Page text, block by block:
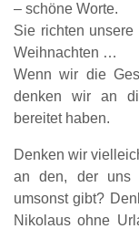
– schöne Worte.
Sie richten unsere
Weihnachten …
Wenn wir die
denken wir an
bereitet haben.
Denken wir
an den, der uns
umsonst gibt?
Nikolaus ohne